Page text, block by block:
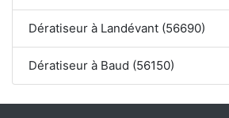
Dératiseur à Landévant (56690)
Dératiseur à Baud (56150)